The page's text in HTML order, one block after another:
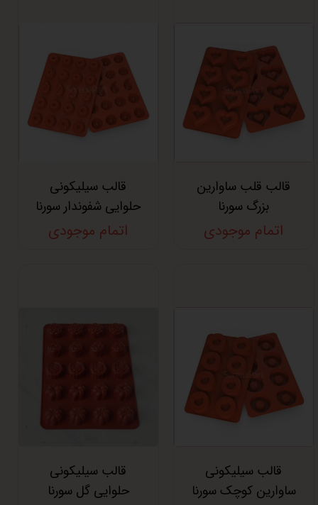
قالب قلب ساوارین
بزرگ سورنا
اتمام موجودی
قالب سیلیکونی
حلوایی شفوندار سورنا
اتمام موجودی
قالب سیلیکونی
ساوارین کوچک سورنا
قالب سیلیکونی
حلوایی گل سورنا